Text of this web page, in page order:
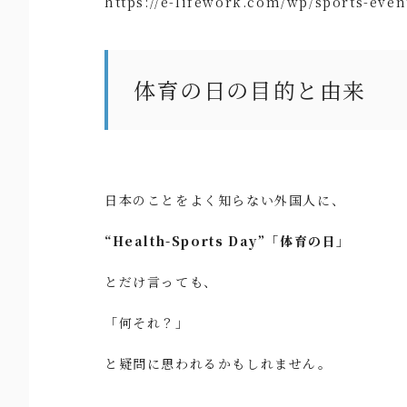
体育の日の目的と由来
日本のことをよく知らない外国人に、
“Health-Sports Day”「体育の日」
とだけ言っても、
「何それ？」
と疑問に思われるかもしれません。